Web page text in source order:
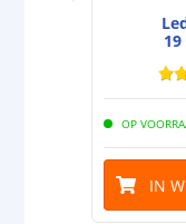
OP
IN